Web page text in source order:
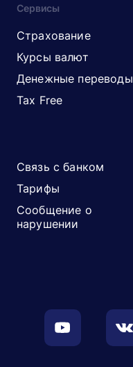
Сервисы
Страхование
Курсы валют
Денежные переводы
Tax Free
Связь с банком
Тарифы
Сообщение о
нарушении